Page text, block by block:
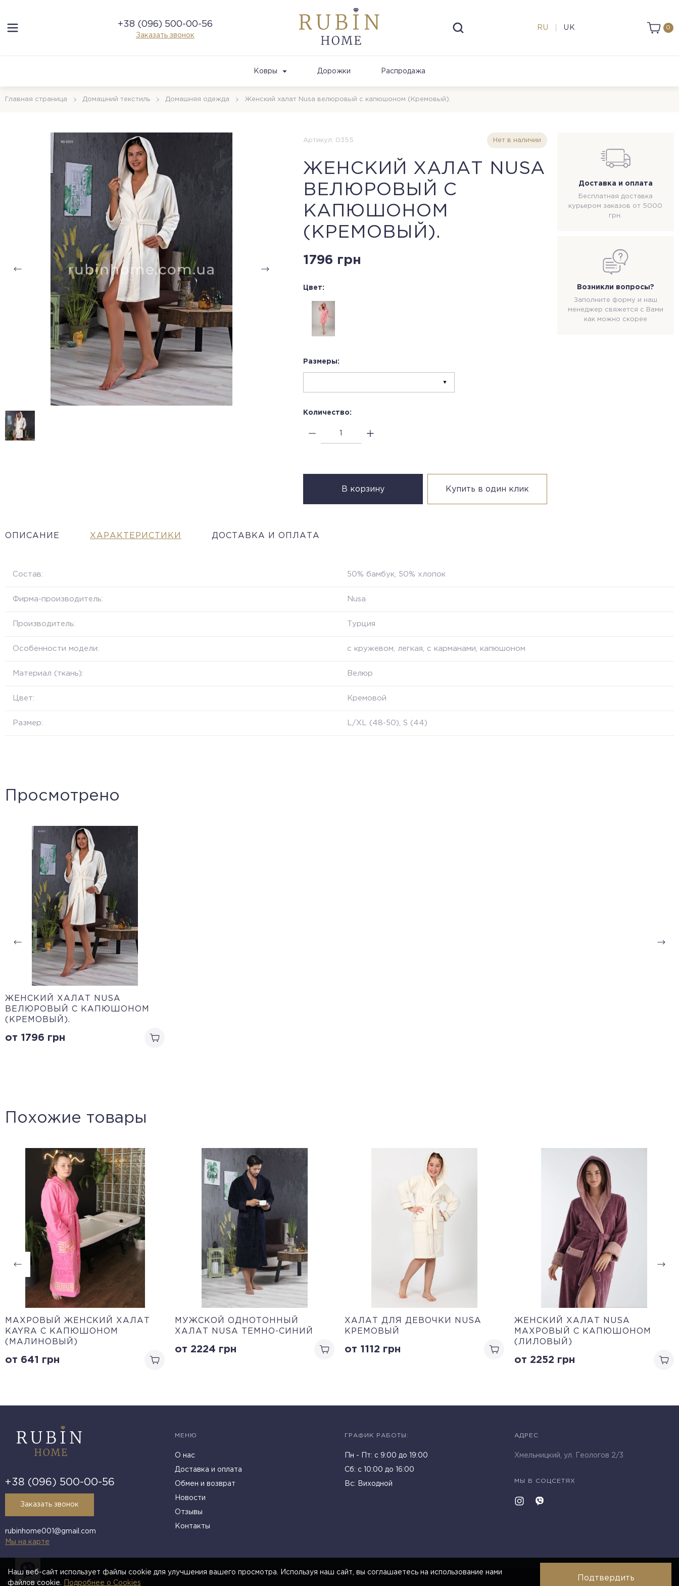
+38 (096) 500-00-56
Заказать звонок
RU UK 0
Ковры Дорожки Распродажа
Главная страница Домашний текстиль Домашняя одежда Женский халат Nusa велюровый с капюшоном (Кремовый).
Артикул: 0355 Нет в наличии
ЖЕНСКИЙ ХАЛАТ NUSA
ВЕЛЮРОВЫЙ С
КАПЮШОНОМ
(КРЕМОВЫЙ).
1796 грн
Цвет:
Размеры:
Количество:
В корзину Купить в один клик
Доставка и оплата
Бесплатная доставка
курьером заказов от 5000
грн.
Возникли вопросы?
Заполните форму и наш
менеджер свяжется с Вами
как можно скорее
ОПИСАНИЕ ХАРАКТЕРИСТИКИ ДОСТАВКА И ОПЛАТА
Состав: 50% бамбук, 50% хлопок
Фирма-производитель: Nusa
Производитель: Турция
Особенности модели: с кружевом, легкая, с карманами, капюшоном
Материал (ткань): Велюр
Цвет: Кремовой
Размер: L/XL (48-50), S (44)
Просмотрено
ЖЕНСКИЙ ХАЛАТ NUSA
ВЕЛЮРОВЫЙ С КАПЮШОНОМ
(КРЕМОВЫЙ).
от 1796 грн
Похожие товары
МАХРОВЫЙ ЖЕНСКИЙ ХАЛАТ
KAYRA С КАПЮШОНОМ
(МАЛИНОВЫЙ)
от 641 грн
МУЖСКОЙ ОДНОТОННЫЙ
ХАЛАТ NUSA ТЕМНО-СИНИЙ
от 2224 грн
ХАЛАТ ДЛЯ ДЕВОЧКИ NUSA
КРЕМОВЫЙ
от 1112 грн
ЖЕНСКИЙ ХАЛАТ NUSA
МАХРОВЫЙ С КАПЮШОНОМ
(ЛИЛОВЫЙ)
от 2252 грн
+38 (096) 500-00-56
Заказать звонок
rubinhome001@gmail.com
Мы на карте
МЕНЮ
О нас
Доставка и оплата
Обмен и возврат
Новости
Отзывы
Контакты
ГРАФИК РАБОТЫ:
Пн - Пт: c 9:00 до 19:00
Cб: с 10:00 до 16:00
Вс: Виходной
АДРЕС
Хмельницкий, ул. Геологов 2/3
МЫ В СОЦСЕТЯХ
© Інтернет-магазин 2018-2021
Наш веб-сайт использует файлы cookie для улучшения вашего просмотра. Используя наш сайт, вы соглашаетесь на использование нами
файлов cookie.
Подробнее о Cookies
Подтвердить